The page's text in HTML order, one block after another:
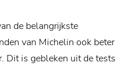
de belangrijkste
van Michelin ook beter
Dit is gebleken uit de tests